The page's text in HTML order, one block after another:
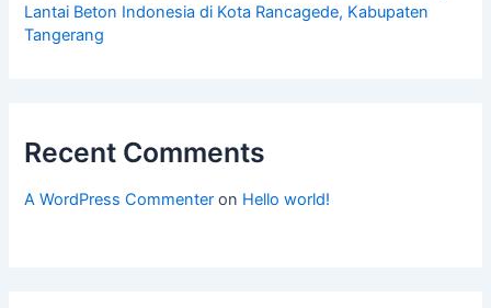
Lantai Beton Indonesia di Kota Rancagede, Kabupaten
Tangerang
Recent Comments
A WordPress Commenter on Hello world!